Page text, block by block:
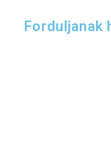
Forduljanak